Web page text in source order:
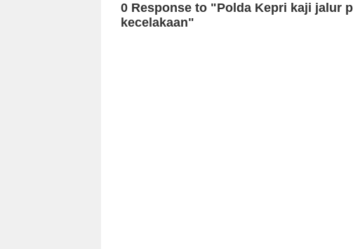
0 Response to "Polda Kepri kaji jalur
kecelakaan"